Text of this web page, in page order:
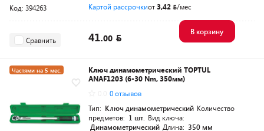
Код: 394263 Картой рассрочкиот3,42 /мес
Сравнить 41.00
В корзину
Частями на 5 мес.
Ключ динамометрический TOPTUL
ANAF1203 (6-30 Nm, 350мм)
0 отзывов
Тип: Ключ динамометрический Количество
предметов: 1 шт. Вид ключа:
Динамометрический Длина: 350 мм